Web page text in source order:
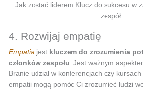
Jak zostać liderem Klucz do sukcesu w
zespół
4. Rozwijaj empatię
Empatia jest kluczem do zrozumienia
członków zespołu . Jest ważnym
Branie udział w konferencjach czy
empatii mogą pomóc Ci zrozumieć ludzi